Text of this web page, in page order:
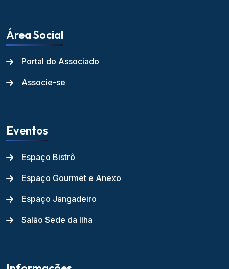
Área Social
Portal do Associado
Associe-se
Eventos
Espaço Bistrô
Espaço Gourmet e Anexo
Espaço Jangadeiro
Salão Sede da Ilha